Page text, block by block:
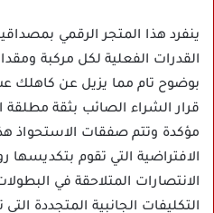
ينفرد هذا المتجر الرقمي
القدرات الفعلية لكل مركبة
بوضوح تام مما يزيل عن كاهلك
قرار الشراء الصائب بثقة مطلقة
مؤكدة وتتم صفقات الاستحواذ
الافتراضية التي تقوم بتكديسها
الانتصارات المتلاحقة في
التكليفات الجانبية المتجددة